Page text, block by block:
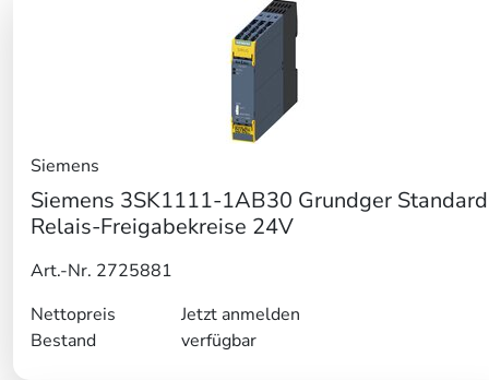
Siemens
Siemens 3SK1111-1AB30 Grundger Standard
Relais-Freigabekreise 24V
Art.-Nr. 2725881
Nettopreis
Jetzt anmelden
Bestand
verfügbar